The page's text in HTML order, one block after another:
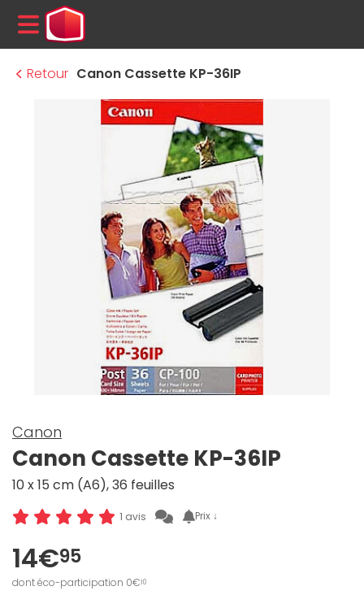
MENU
Retour Canon Cassette KP-36IP
Canon
Canon Cassette KP-36IP
10 x 15 cm (A6), 36 feuilles
1 avis Prix ↓
14€95
dont éco-participation 0€10